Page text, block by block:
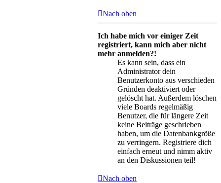
Nach oben
Ich habe mich vor einiger Zeit
registriert, kann mich aber nicht
mehr anmelden?!
Es kann sein, dass ein
Administrator dein
Benutzerkonto aus verschieden
Gründen deaktiviert oder
gelöscht hat. Außerdem löschen
viele Boards regelmäßig
Benutzer, die für längere Zeit
keine Beiträge geschrieben
haben, um die Datenbankgröße
zu verringern. Registriere dich
einfach erneut und nimm aktiv
an den Diskussionen teil!
Nach oben